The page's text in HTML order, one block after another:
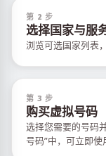
第 2 步
选择国家与服
浏览可选国家列表
第 3 步
购买虚拟号码
选择您需要的号码
号码”中，可立即使